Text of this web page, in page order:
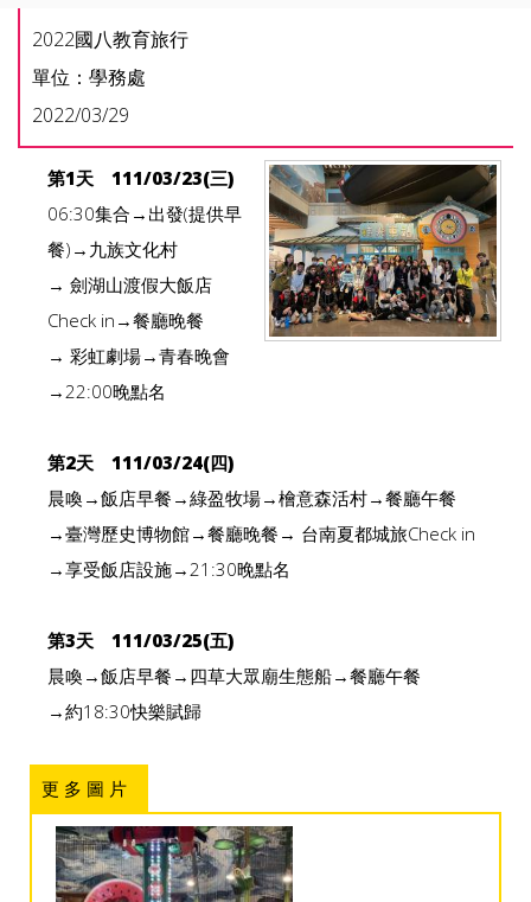
2022國八教育旅行
單位：學務處
2022/03/29
第1天 111/03/23(三)
06:30集合→出發(提供早
餐)→九族文化村
→ 劍湖山渡假大飯店
Check in→餐廳晚餐
→ 彩虹劇場→青春晚會
→22:00晚點名
第2天 111/03/24(四)
晨喚→飯店早餐→綠盈牧場→檜意森活村→餐廳午餐
→臺灣歷史博物館→餐廳晚餐→ 台南夏都城旅Check in
→享受飯店設施→21:30晚點名
第3天 111/03/25(五)
晨喚→飯店早餐→四草大眾廟生態船→餐廳午餐
→約18:30快樂賦歸
更 多 圖 片